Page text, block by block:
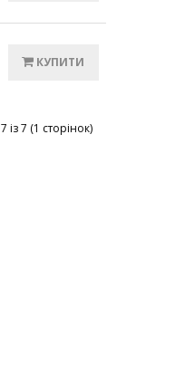
КУПИТИ
із 7 (1 сторінок)